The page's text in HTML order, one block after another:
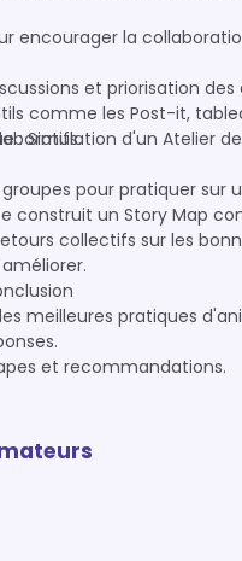
encourager la
et priorisation des
comme les Post-it,
: Simulation d'un Atelier
pour pratiquer sur
construit un Story Map
collectifs sur les
meilleures pratiques
et recommandations.